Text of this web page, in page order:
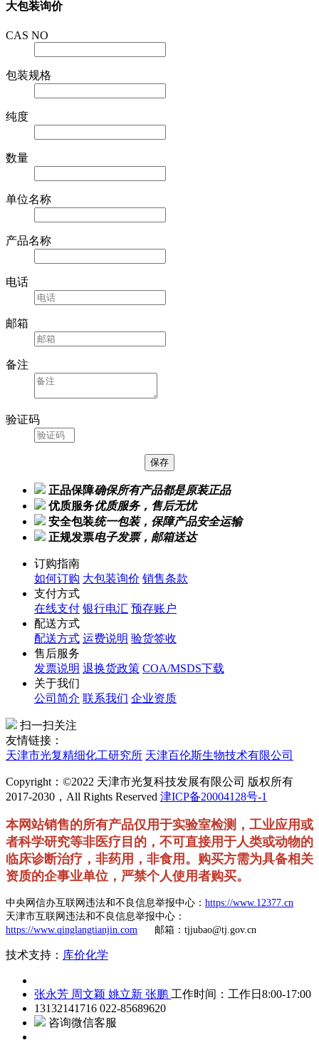
大包装询价
CAS NO
包装规格
纯度
数量
单位名称
产品名称
电话
邮箱
备注
验证码
正品保障确保所有产品都是原装正品
优质服务优质服务，售后无忧
安全包装统一包装，保障产品安全运输
正规发票电子发票，邮箱送达
订购指南
如何订购 大包装询价 销售条款
支付方式
在线支付 银行电汇 预存账户
配送方式
配送方式 运费说明 验货签收
售后服务
发票说明 退换货政策 COA/MSDS下载
关于我们
公司简介 联系我们 企业资质
扫一扫关注
友情链接：
天津市光复精细化工研究所 天津百伦斯生物技术有限公司
Copyright：©2022 天津市光复科技发展有限公司 版权所有
2017-2030，All Rights Reserved 津ICP备20004128号-1
本网站销售的所有产品仅用于实验室检测，工业应用或
者科学研究等非医疗目的，不可直接用于人类或动物的
临床诊断治疗，非药用，非食用。购买方需为具备相关
资质的企事业单位，严禁个人使用者购买。
中央网信办互联网违法和不良信息举报中心： https://www.12377.cn
天津市互联网违法和不良信息举报中心：
https://www.qinglangtianjin.com 邮箱：tjjubao@tj.gov.cn
技术支持： 库价化学
张永芳 周文颖 姚立新 张鹏 工作时间：工作日8:00-17:00
13132141716 022-85689620
咨询微信客服